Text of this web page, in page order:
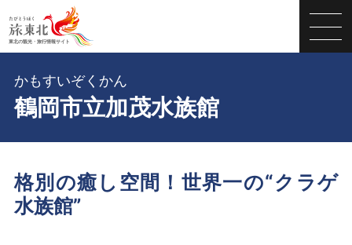
鶴岡市立加茂水族館
かもすいぞくかん
格別の癒し空間！世界一の“クラゲ
水族館”